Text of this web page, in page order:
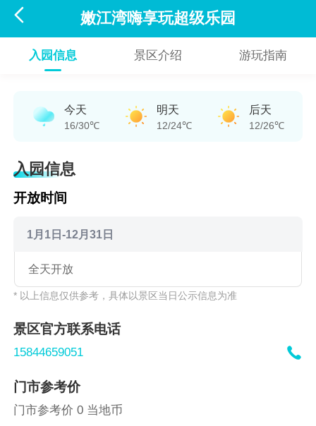
 嫩江湾嗨享玩超级乐园
入园信息 景区介绍 游玩指南
今天
16/30℃
明天
12/24℃
后天
12/26℃
入园信息
开放时间
1月1日-12月31日
全天开放
* 以上信息仅供参考，具体以景区当日公示信息为准
景区官方联系电话
15844659051 
门市参考价
门市参考价 0 当地币